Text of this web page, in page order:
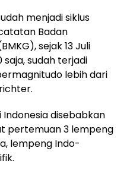
menjadi siklus
Badan
sejak 13 Juli
sudah terjadi
lebih dari
disebabkan
pertemuan 3 lempeng
lempeng Indo-